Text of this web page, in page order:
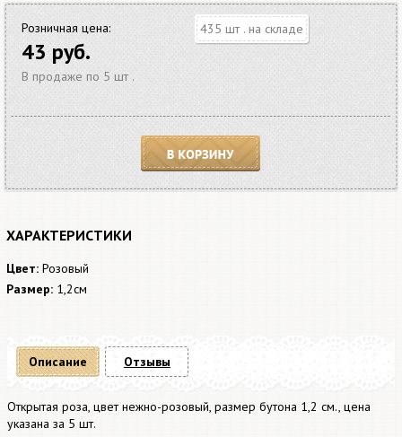
Розничная цена:
43 руб.
В продаже по 5 шт .
435 шт . на складе
ХАРАКТЕРИСТИКИ
Цвет: Розовый
Размер: 1,2см
Описание
Открытая роза, цвет нежно-розовый, размер бутона 1,2 см., цена
указана за 5 шт.
Отзывы